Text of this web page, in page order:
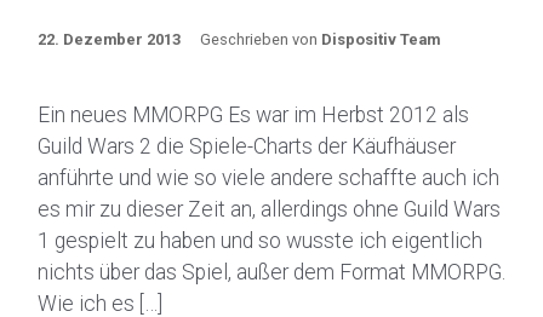
22. Dezember 2013 Geschrieben von Dispositiv Team
Ein neues MMORPG Es war im Herbst 2012 als
Guild Wars 2 die Spiele-Charts der Käufhäuser
anführte und wie so viele andere schaffte auch ich
es mir zu dieser Zeit an, allerdings ohne Guild Wars
1 gespielt zu haben und so wusste ich eigentlich
nichts über das Spiel, außer dem Format MMORPG.
Wie ich es […]